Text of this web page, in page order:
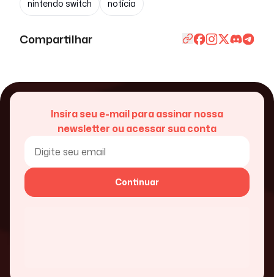
nintendo switch notícia
Compartilhar
Insira seu e-mail para assinar nossa
newsletter ou acessar sua conta
Continuar